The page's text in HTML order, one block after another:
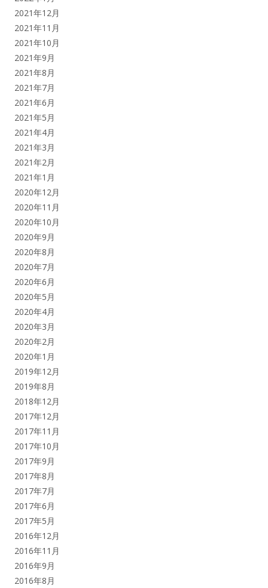
2021年12月
2021年11月
2021年10月
2021年9月
2021年8月
2021年7月
2021年6月
2021年5月
2021年4月
2021年3月
2021年2月
2021年1月
2020年12月
2020年11月
2020年10月
2020年9月
2020年8月
2020年7月
2020年6月
2020年5月
2020年4月
2020年3月
2020年2月
2020年1月
2019年12月
2019年8月
2018年12月
2017年12月
2017年11月
2017年10月
2017年9月
2017年8月
2017年7月
2017年6月
2017年5月
2016年12月
2016年11月
2016年9月
2016年8月